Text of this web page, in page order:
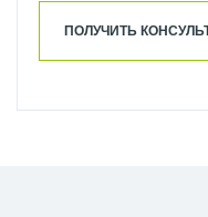
ПОЛУЧИТЬ